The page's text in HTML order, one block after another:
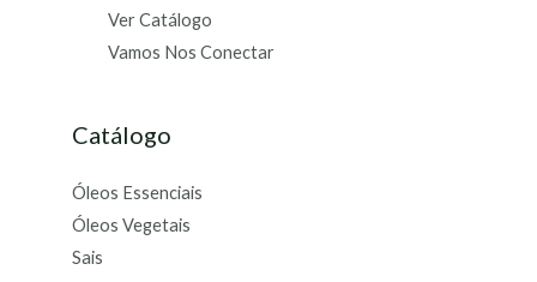
Ver Catálogo
Vamos Nos Conectar
Catálogo
Óleos Essenciais
Óleos Vegetais
Sais